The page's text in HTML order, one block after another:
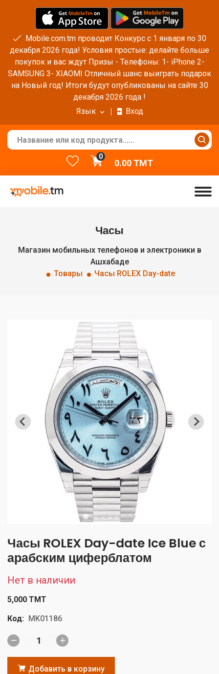
Mobile.com.tm проводит Конкурс с 1 января по 30
декабря 2026 года! Условия простые: делайте больше
покупок и вас ждут Призы - Телефоны: 1- iPhone 2-
SAMSUNG 3- XIAOMI Отличный шанс выиграть подарок
на Новый год! Итоги будут опубликованы на сайте 30
декабря 2026 года !
Язык
Вход
0
0.00TMT
Часы
Магазин мобильных телефонов и электроники в
Ашхабаде
Товары
Часы ROLEX Day-date
Часы ROLEX Day-date Ice Blue с
арабским циферблатом
Нет в наличии
5,000 TMT
Код: MK01186
Добавить в корзину